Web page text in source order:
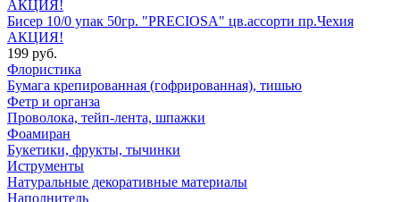
Бисер 10/0 упак 50гр. "PRECIOSA" цв.ассорти пр.Чехия
АКЦИЯ!
199 руб.
Флористика
Бумага крепированная (гофрированная), тишью
Фетр и органза
Проволока, тейп-лента, шпажки
Фоамиран
Букетики, фрукты, тычинки
Иструменты
Натуральные декоративные материалы
Наполнитель